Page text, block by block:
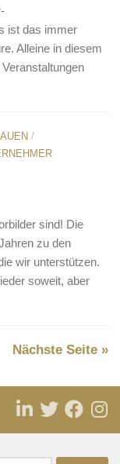
ist das immer
Alleine in diesem
/
sind! Die
zu den
wir unterstützen.
soweit, aber
Nächste Seite »